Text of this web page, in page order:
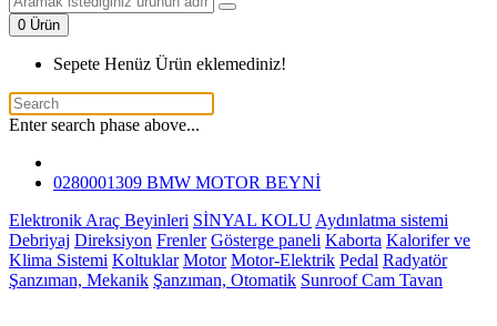
0 Ürün
Sepete Henüz Ürün eklemediniz!
Enter search phase above...
0280001309 BMW MOTOR BEYNİ
Elektronik Araç Beyinleri SİNYAL KOLU Aydınlatma sistemi
Debriyaj Direksiyon Frenler Gösterge paneli Kaborta Kalorifer ve
Klima Sistemi Koltuklar Motor Motor-Elektrik Pedal Radyatör
Şanzıman, Mekanik Şanzıman, Otomatik Sunroof Cam Tavan